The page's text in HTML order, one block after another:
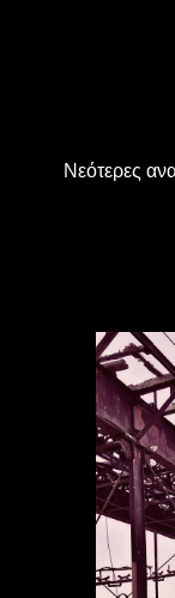
Νεότερες